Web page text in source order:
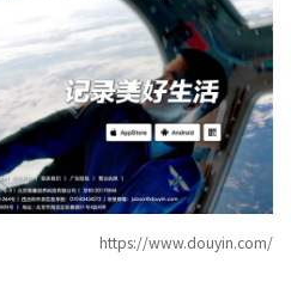
https://www.douyin.com/